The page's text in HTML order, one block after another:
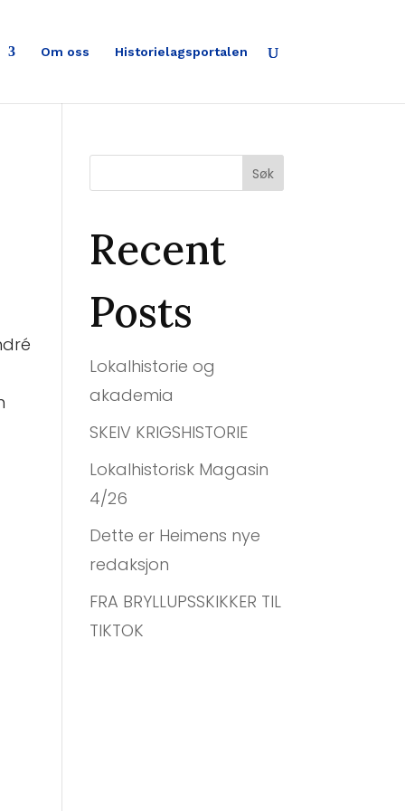
Om oss Historielagsportalen
Søk
Recent
Posts
Lokalhistorie og
akademia
SKEIV KRIGSHISTORIE
Lokalhistorisk Magasin
4/26
Dette er Heimens nye
redaksjon
FRA BRYLLUPSSKIKKER TIL
TIKTOK